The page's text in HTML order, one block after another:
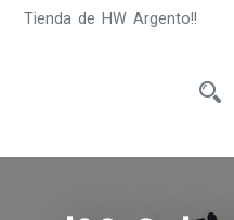
Tienda de HW Argento!!